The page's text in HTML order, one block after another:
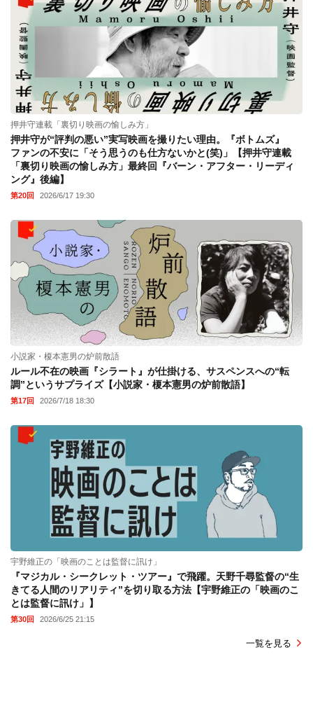
押井守連載「裏切り映画の愉しみ方」
押井守が“評判の悪い”実写映画を撮りたい理由。『ボトムズ』
ファンの不安に「そう思うのも仕方ないかと(笑)」【押井守連載
「裏切り映画の愉しみ方」最終回『バーン・アフター・リーディ
ング』後編】
第20回 2026/6/17 19:30
小説家・榎本憲男の炉前散語
ルール不在の映画『シラート』が仕掛ける、サスペンスへの“転
調”というサプライズ【小説家・榎本憲男の炉前散語】
第17回 2026/7/18 18:30
宇野維正の「映画のことは監督に訊け」
『マジカル・シークレット・ツアー』で飛躍。天野千尋監督の“生
きてる人間のリアリティ”を切り取る方法【宇野維正の「映画のこ
とは監督に訊け」】
第30回 2026/6/25 21:15
一覧を見る